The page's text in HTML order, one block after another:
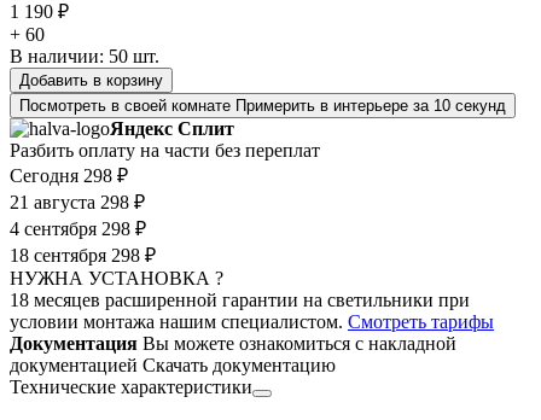
1 190 ₽
+ 60
В наличии: 50 шт.
Добавить в корзину
Посмотреть в своей комнате Примерить в интерьере за 10 секунд
Яндекс Сплит
Разбить оплату на части без переплат
Сегодня 298 ₽
21 августа 298 ₽
4 сентября 298 ₽
18 сентября 298 ₽
НУЖНА УСТАНОВКА ?
18 месяцев расширенной гарантии на светильники при
условии монтажа нашим специалистом. Смотреть тарифы
Документация Вы можете ознакомиться с накладной
документацией Скачать документацию
Технические характеристики